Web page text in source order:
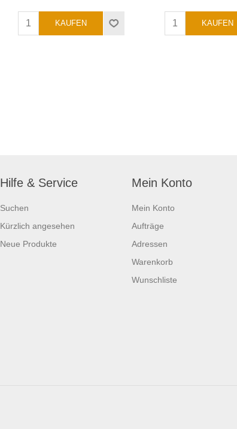
Hilfe & Service
Suchen
Kürzlich angesehen
Neue Produkte
Mein Konto
Mein Konto
Aufträge
Adressen
Warenkorb
Wunschliste